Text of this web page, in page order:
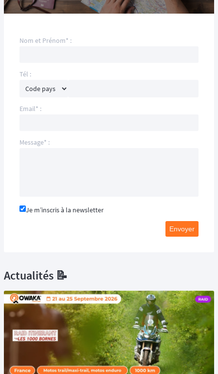
Nom et Prénom* :
Tél :
Email* :
Message* :
Je m’inscris à la newsletter
Envoyer
Actualités 📝